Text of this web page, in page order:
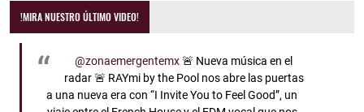
!MIRA NUESTRO ÚLTIMO VIDEO!
@zonaemergentemx🚨 Nueva música en el
radar 🚨 RAYmi by the Pool nos abre las puertas
a una nueva era con “I Invite You to Feel Good”, un